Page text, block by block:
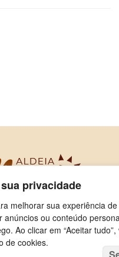
privacidade
melhorar sua experiência de
anúncios ou conteúdo
Ao clicar em “Aceitar tudo”,
de cookies.